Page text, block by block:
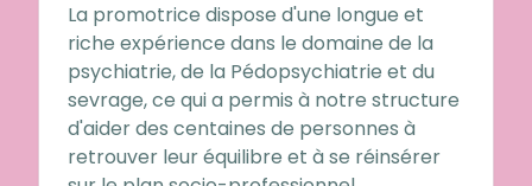
La promotrice dispose d'une longue et
riche expérience dans le domaine de la
psychiatrie, de la Pédopsychiatrie et du
sevrage, ce qui a permis à notre structure
d'aider des centaines de personnes à
retrouver leur équilibre et à se réinsérer